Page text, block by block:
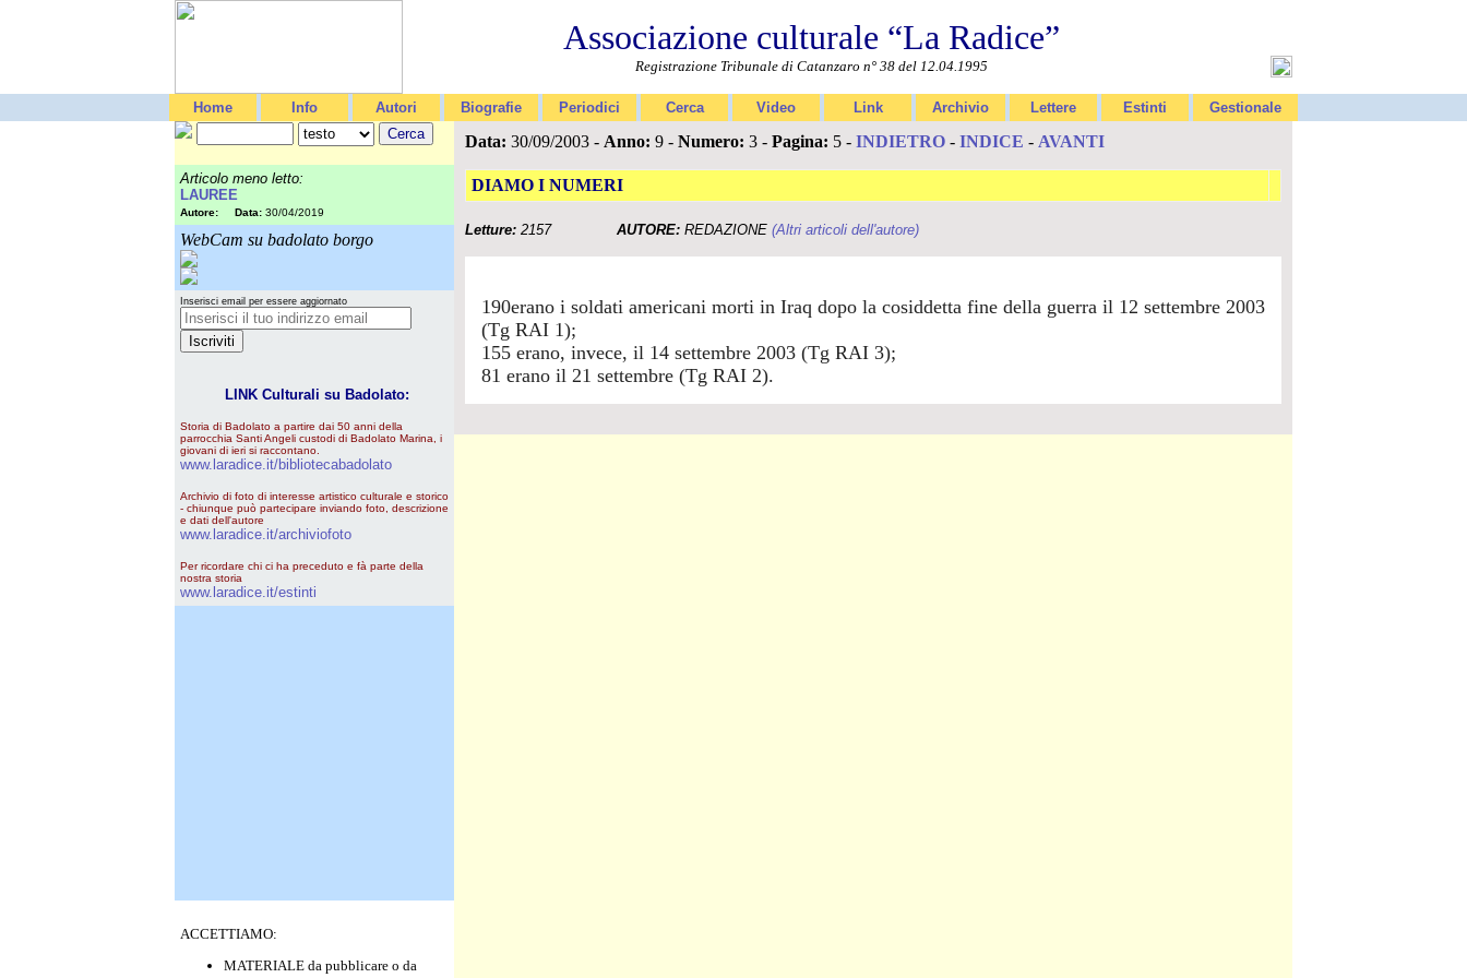
Associazione culturale “La Radice”
Registrazione Tribunale di Catanzaro n° 38 del 12.04.1995
Home Info Autori Biografie Periodici Cerca Video Link Archivio Lettere Estinti Gestionale
Articolo meno letto:
LAUREE
Autore: Data: 30/04/2019
WebCam su badolato borgo
Inserisci email per essere aggiornato
LINK Culturali su Badolato:
Storia di Badolato a partire dai 50 anni della
parrocchia Santi Angeli custodi di Badolato Marina, i
giovani di ieri si raccontano.
www.laradice.it/bibliotecabadolato
Archivio di foto di interesse artistico culturale e storico
- chiunque può partecipare inviando foto, descrizione
e dati dell'autore
www.laradice.it/archiviofoto
Per ricordare chi ci ha preceduto e fà parte della
nostra storia
www.laradice.it/estinti
ACCETTIAMO:
MATERIALE da pubblicare o da
Data: 30/09/2003 - Anno: 9 - Numero: 3 - Pagina: 5 - INDIETRO - INDICE - AVANTI
DIAMO I NUMERI
Letture: 2157 AUTORE: REDAZIONE (Altri articoli dell'autore)
190erano i soldati americani morti in Iraq dopo la cosiddetta fine della guerra il 12 settembre 2003
(Tg RAI 1);
155 erano, invece, il 14 settembre 2003 (Tg RAI 3);
81 erano il 21 settembre (Tg RAI 2).